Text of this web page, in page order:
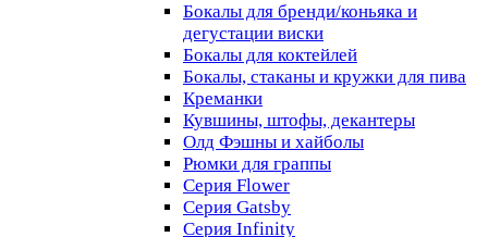
Бокалы для бренди/коньяка и
дегустации виски
Бокалы для коктейлей
Бокалы, стаканы и кружки для пива
Креманки
Кувшины, штофы, декантеры
Олд Фэшны и хайболы
Рюмки для граппы
Серия Flower
Серия Gatsby
Серия Infinity